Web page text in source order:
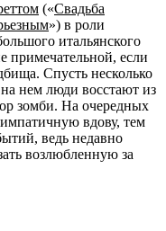
(«Свадьба
») в роли
итальянского
примечательной, если
Спусть несколько
нем люди восстают из
зомби. На очередных
вдову, тем
ведь недавно
возлюбленную за